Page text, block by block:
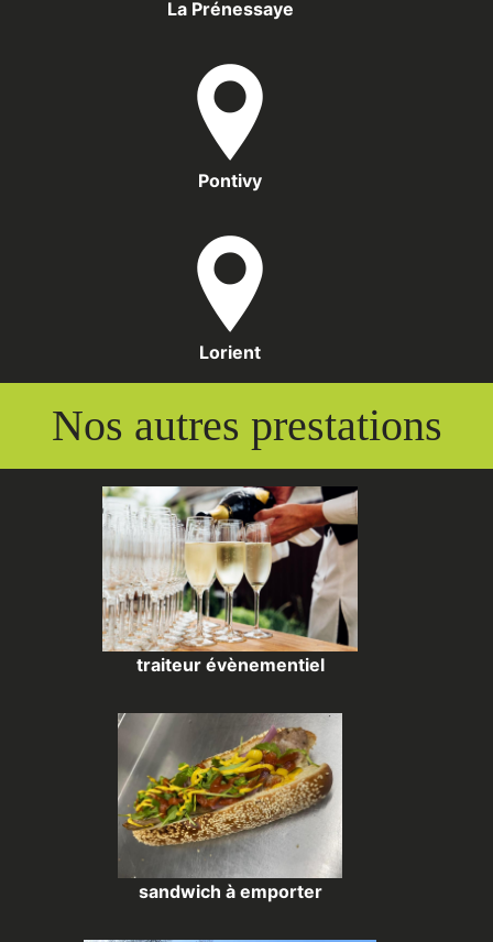
La Prénessaye
Pontivy
Lorient
Nos autres prestations
traiteur évènementiel
sandwich à emporter